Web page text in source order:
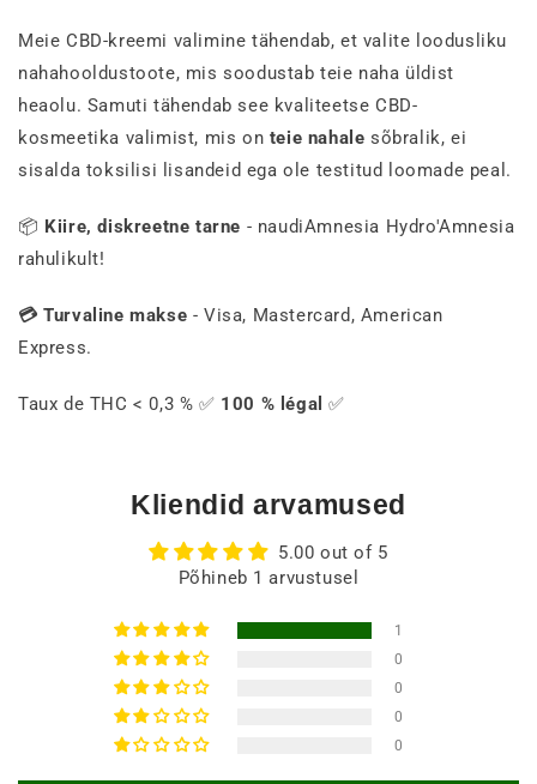
Meie CBD-kreemi valimine tähendab, et valite loodusliku
nahahooldustoote, mis soodustab teie naha üldist
heaolu. Samuti tähendab see kvaliteetse CBD-
kosmeetika valimist, mis on teie nahale sõbralik, ei
sisalda toksilisi lisandeid ega ole testitud loomade peal.
📦 Kiire, diskreetne tarne - naudiAmnesia Hydro'Amnesia
rahulikult!
💳 Turvaline makse - Visa, Mastercard, American
Express.
Taux de THC < 0,3 % ✅ 100 % légal ✅
Kliendid arvamused
5.00 out of 5
Põhineb 1 arvustusel
1
0
0
0
0